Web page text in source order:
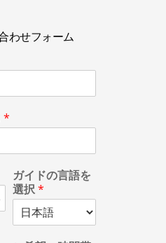
わせフォーム
*
ガイドの言語を
選択*